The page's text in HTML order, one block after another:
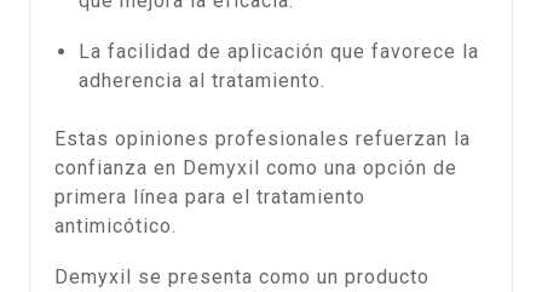
La facilidad de aplicación que favorece la
adherencia al tratamiento.
Estas opiniones profesionales refuerzan la
confianza en Demyxil como una opción de
primera línea para el tratamiento
antimicótico.
Demyxil se presenta como un producto